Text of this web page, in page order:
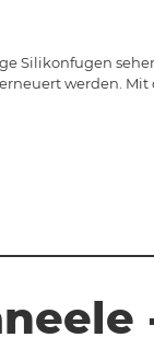
Silikonfugen
werden. Mit